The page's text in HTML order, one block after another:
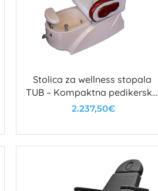
Stolica za wellness stopala
TUB – Kompaktna pedikerska
fotelja s modernim dizajnom
2.237,50€
U košaricu